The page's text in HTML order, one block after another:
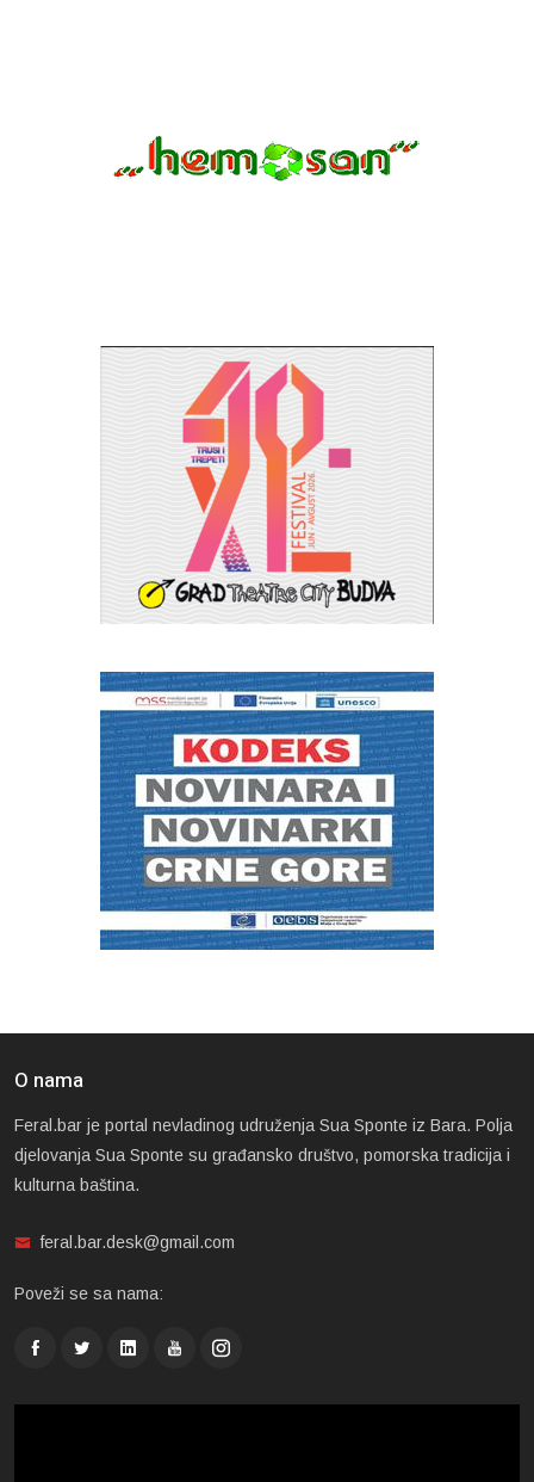
O nama
Feral.bar je portal nevladinog udruženja Sua Sponte iz Bara. Polja
djelovanja Sua Sponte su građansko društvo, pomorska tradicija i
kulturna baština.
feral.bar.desk@gmail.com
Poveži se sa nama: